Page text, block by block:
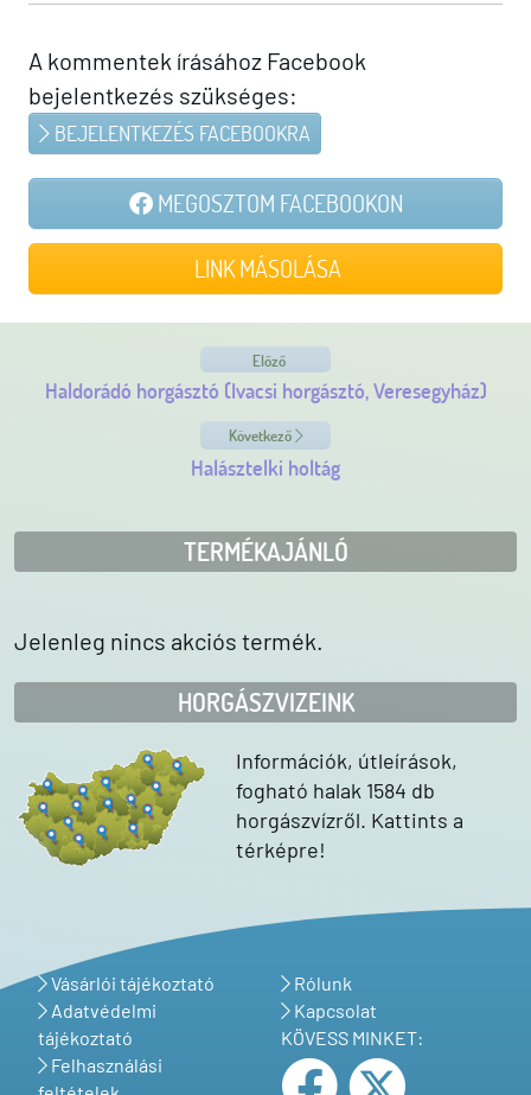
A kommentek írásához Facebook
bejelentkezés szükséges:
BEJELENTKEZÉS FACEBOOKRA
MEGOSZTOM FACEBOOKON
LINK MÁSOLÁSA
Előző
Haldorádó horgásztó (Ivacsi horgásztó, Veresegyház)
Következő
Halásztelki holtág
TERMÉKAJÁNLÓ
Jelenleg nincs akciós termék.
HORGÁSZVIZEINK
Információk, útleírások,
fogható halak 1584 db
horgászvízről. Kattints a
térképre!
Vásárlói tájékoztató
Adatvédelmi
tájékoztató
Felhasználási
Rólunk
Kapcsolat
KÖVESS MINKET: